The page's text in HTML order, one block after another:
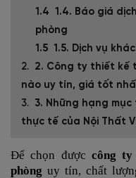
1.4. Báo giá
phòng
1.5. Dịch vụ
2. Công ty thiết kế
nào uy tín, giá tốt
3. Những hạng
thực tế của Nội Thất
Để chọn đượccông
phòng uy tín, chất